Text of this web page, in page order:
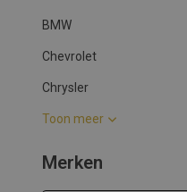
BMW
Chevrolet
Chrysler
Toon meer
Merken